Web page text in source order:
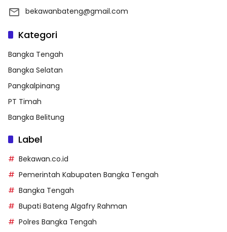
bekawanbateng@gmail.com
Kategori
Bangka Tengah
Bangka Selatan
Pangkalpinang
PT Timah
Bangka Belitung
Label
Bekawan.co.id
Pemerintah Kabupaten Bangka Tengah
Bangka Tengah
Bupati Bateng Algafry Rahman
Polres Bangka Tengah